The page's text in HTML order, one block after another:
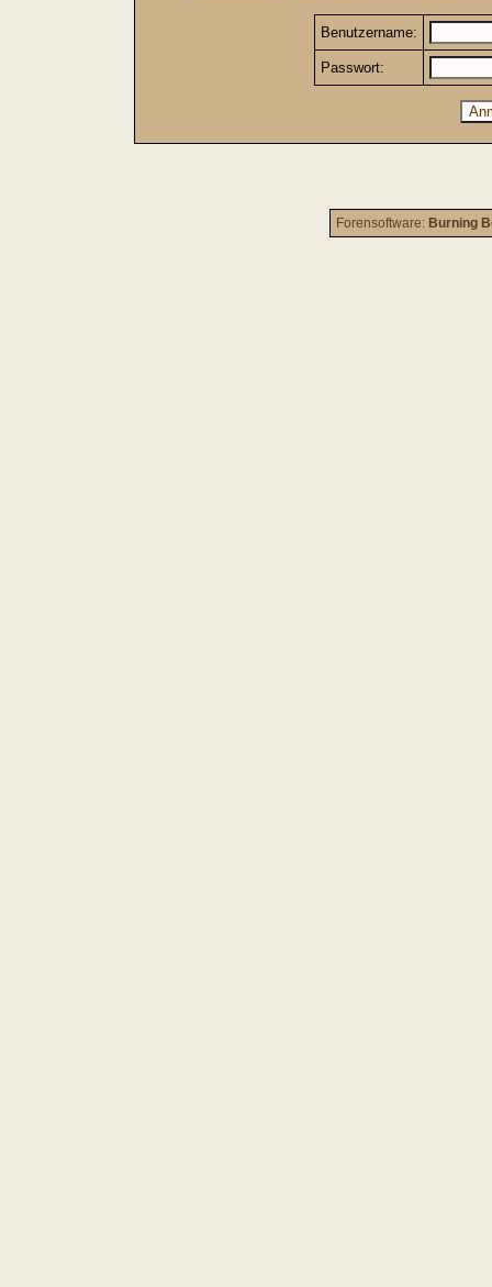
Benutzername:
Passwort:
Forensoftware: Burning